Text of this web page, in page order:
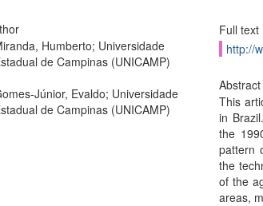
Humberto; Universidade
de Campinas (UNICAMP)
Júnior, Evaldo; Universidade
de Campinas (UNICAMP)
Full text
http://
Abstract
This
in
the
pattern
the
of the
areas,